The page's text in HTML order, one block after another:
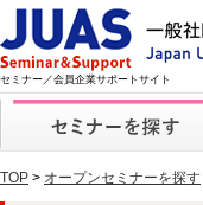
セミナー／会員企業サポートサイト
TOP > オープンセミナーを探す